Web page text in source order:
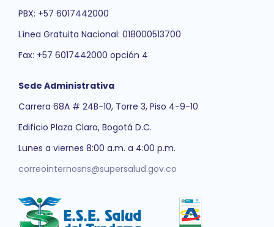
PBX: +57 6017442000
Línea Gratuita Nacional: 018000513700
Fax: +57 6017442000 opción 4
Sede Administrativa
Carrera 68A # 24B-10, Torre 3, Piso 4-9-10
Edificio Plaza Claro, Bogotá D.C.
Lunes a viernes 8:00 a.m. a 4:00 p.m.
correointernosns@supersalud.gov.co